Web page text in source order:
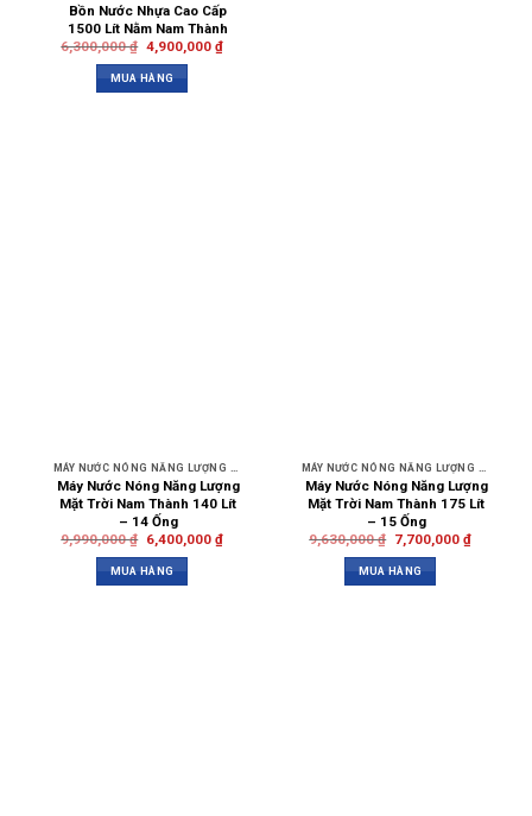
Bồn Nước Nhựa Cao Cấp
1500 Lít Nằm Nam Thành
6,300,000₫ 4,900,000 ₫
MUA HÀNG
Máy Nước Nóng Năng Lượng
Mặt Trời Nam Thành 140 Lít
– 14 Ống
9,990,000₫ 6,400,000 ₫
MUA HÀNG
Máy Nước Nóng Năng Lượng
Mặt Trời Nam Thành 175 Lít
– 15 Ống
9,630,000₫ 7,700,000 ₫
MUA HÀNG